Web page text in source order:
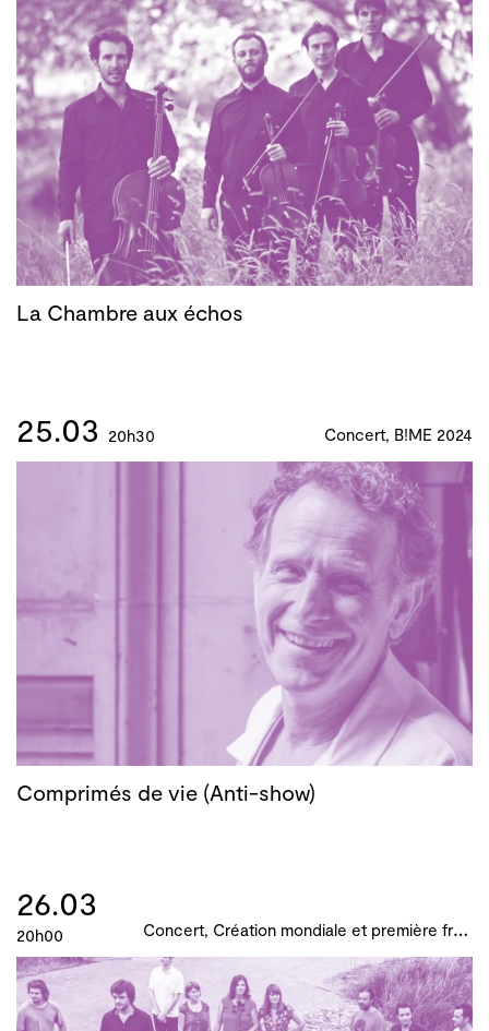
La Chambre aux échos
25.03 20h30 Concert, B!ME 2024
Comprimés de vie (Anti-show)
26.03
20h00 C
oncert, Création mondiale et première française, B!ME 2024